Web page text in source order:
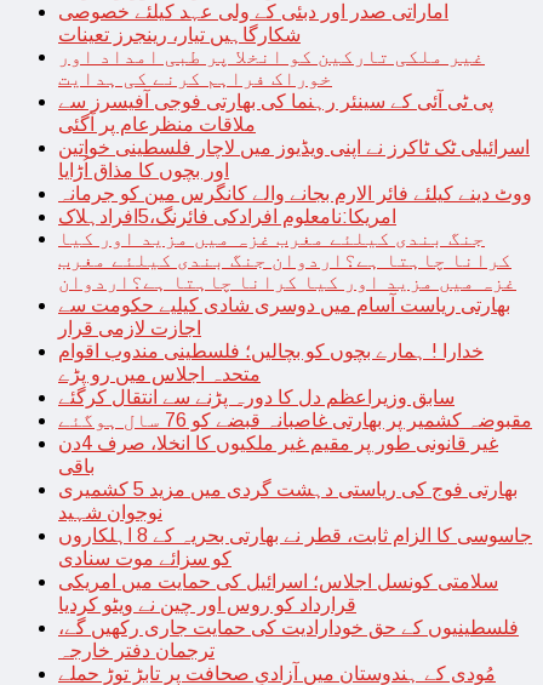
اماراتی صدر اور دبئی کے ولی عہد کیلئے خصوصی
شکارگاہیں تیار، رینجرز تعینات
غیر ملکی تارکین کو انخلا پر طبی امداد اور
خوراک فراہم کرنے کی ہدایت
پی ٹی آئی کے سینئر رہنما کی بھارتی فوجی آفیسرز سے
ملاقات منظرعام پر آگئی
اسرائیلی ٹک ٹاکرز نے اپنی ویڈیوز میں لاچار فلسطینی خواتین
اور بچوں کا مذاق اُڑایا
ووٹ دینے کیلئے فائر الارم بجانے والے کانگرس مین کو جرمانہ
امریکا:نامعلوم افرادکی فائرنگ،5افرادہلاک
جنگ بندی کیلئے مغرب غزہ میں مزید اور کیا
کرانا چاہتا ہے؟اردوان جنگ بندی کیلئے مغرب
غزہ میں مزید اور کیا کرانا چاہتا ہے؟اردوان
بھارتی ریاست آسام میں دوسری شادی کیلیے حکومت سے
اجازت لازمی قرار
خدارا ! ہمارے بچوں کو بچالیں؛ فلسطینی مندوب اقوام
متحدہ اجلاس میں رو پڑے
سابق وزیراعظم دل کا دورہ پڑنے سے انتقال کرگئے
مقبوضہ کشمیر پر بھارتی غاصبانہ قبضے کو 76 سال ہوگئے
غیر قانونی طور پر مقیم غیر ملکیوں کا انخلا، صرف 4دن
باقی
بھارتی فوج کی ریاستی دہشت گردی میں مزید 5 کشمیری
نوجوان شہید
جاسوسی کا الزام ثابت، قطر نے بھارتی بحریہ کے 8 اہلکاروں
کو سزائے موت سنادی
سلامتی کونسل اجلاس؛ اسرائیل کی حمایت میں امریکی
قرارداد کو روس اور چین نے ویٹو کردیا
فلسطینیوں کے حق خودارادیت کی حمایت جاری رکھیں گے،
ترجمان دفتر خارجہ
مُودی کے ہندوستان میں آزادیِ صحافت پر تابڑ توڑ حملے